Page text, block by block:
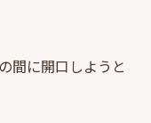
間に開口しようと